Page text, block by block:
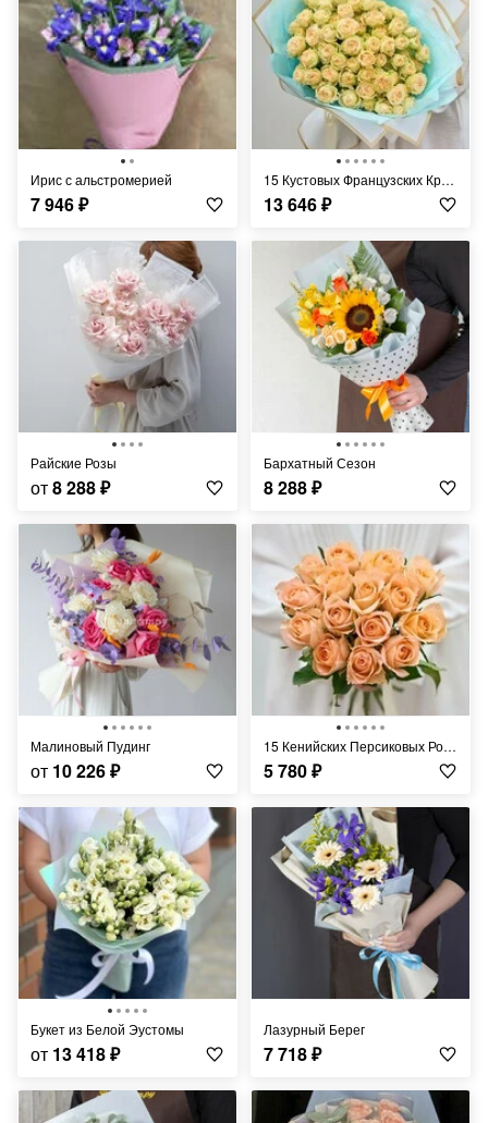
Ирис с альстромерией
7 946₽
15 Кустовых Французских Кремовых Роз 70 см
13 646₽
Райские Розы
от8 288₽
Бархатный Сезон
8 288₽
Малиновый Пудинг
от 10 226₽
15 Кенийских Персиковых Роз 40 см
5 780₽
Букет из Белой Эустомы
от 13 418₽
Лазурный Берег
7 718₽